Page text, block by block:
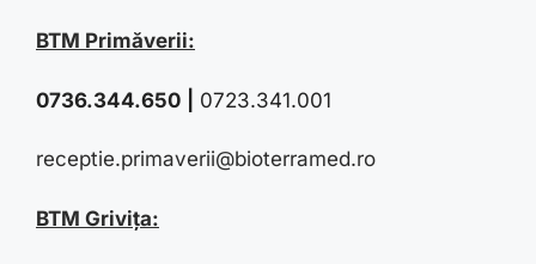
BTM Primăverii:
0736.344.650 0723.341.001
receptie.primaverii@bioterramed.ro
BTM Grivița: